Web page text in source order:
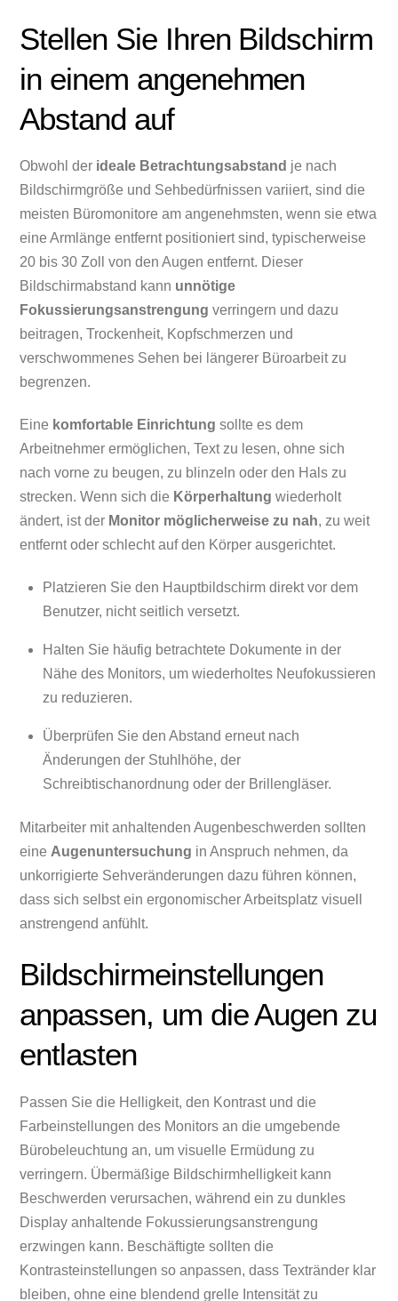
Stellen Sie Ihren Bildschirm
in einem angenehmen
Abstand auf
Obwohl der ideale Betrachtungsabstand je nach
Bildschirmgröße und Sehbedürfnissen variiert, sind die
meisten Büromonitore am angenehmsten, wenn sie etwa
eine Armlänge entfernt positioniert sind, typischerweise
20 bis 30 Zoll von den Augen entfernt. Dieser
Bildschirmabstand kann unnötige
Fokussierungsanstrengung verringern und dazu
beitragen, Trockenheit, Kopfschmerzen und
verschwommenes Sehen bei längerer Büroarbeit zu
begrenzen.
Eine komfortable Einrichtung sollte es dem
Arbeitnehmer ermöglichen, Text zu lesen, ohne sich
nach vorne zu beugen, zu blinzeln oder den Hals zu
strecken. Wenn sich die Körperhaltung wiederholt
ändert, ist der Monitor möglicherweise zu nah, zu weit
entfernt oder schlecht auf den Körper ausgerichtet.
Platzieren Sie den Hauptbildschirm direkt vor dem
Benutzer, nicht seitlich versetzt.
Halten Sie häufig betrachtete Dokumente in der
Nähe des Monitors, um wiederholtes Neufokussieren
zu reduzieren.
Überprüfen Sie den Abstand erneut nach
Änderungen der Stuhlhöhe, der
Schreibtischanordnung oder der Brillengläser.
Mitarbeiter mit anhaltenden Augenbeschwerden sollten
eine Augenuntersuchung in Anspruch nehmen, da
unkorrigierte Sehveränderungen dazu führen können,
dass sich selbst ein ergonomischer Arbeitsplatz visuell
anstrengend anfühlt.
Bildschirmeinstellungen
anpassen, um die Augen zu
entlasten
Passen Sie die Helligkeit, den Kontrast und die
Farbeinstellungen des Monitors an die umgebende
Bürobeleuchtung an, um visuelle Ermüdung zu
verringern. Übermäßige Bildschirmhelligkeit kann
Beschwerden verursachen, während ein zu dunkles
Display anhaltende Fokussierungsanstrengung
erzwingen kann. Beschäftigte sollten die
Kontrasteinstellungen so anpassen, dass Textränder klar
bleiben, ohne eine blendend grelle Intensität zu